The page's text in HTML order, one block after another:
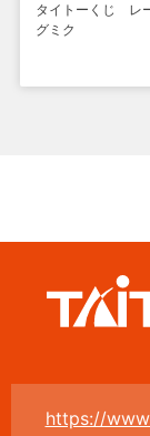
タイトーくじ レ
グミク
https://